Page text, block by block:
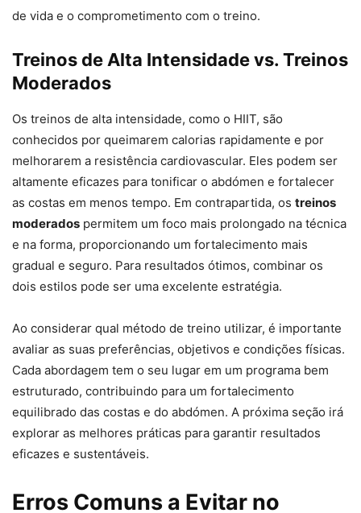
de vida e o comprometimento com o treino.
Treinos de Alta Intensidade vs. Treinos
Moderados
Os treinos de alta intensidade, como o HIIT, são
conhecidos por queimarem calorias rapidamente e por
melhorarem a resistência cardiovascular. Eles podem ser
altamente eficazes para tonificar o abdómen e fortalecer
as costas em menos tempo. Em contrapartida, os treinos
moderados permitem um foco mais prolongado na técnica
e na forma, proporcionando um fortalecimento mais
gradual e seguro. Para resultados ótimos, combinar os
dois estilos pode ser uma excelente estratégia.
Ao considerar qual método de treino utilizar, é importante
avaliar as suas preferências, objetivos e condições físicas.
Cada abordagem tem o seu lugar em um programa bem
estruturado, contribuindo para um fortalecimento
equilibrado das costas e do abdómen. A próxima seção irá
explorar as melhores práticas para garantir resultados
eficazes e sustentáveis.
Erros Comuns a Evitar no